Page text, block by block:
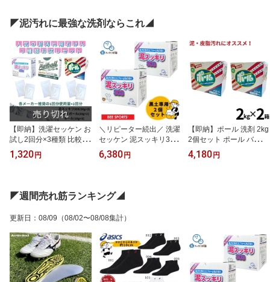
◤泥汚れに最強な洗剤ならこれ◢
【即納】洗濯セッケン お
試し2回分×3種類 比較体
験セット 泥スッキリ303
ポール ガイアランドリー
1,320 円
＼リピーター続出／ 洗濯
セッケン 泥スッキリ303
2個セット 泥汚れ専用洗
剤 ユニフォームの泥汚れ
大会 ラグビー サッカー
田植え 農家 農業 泥汚れ
6,380 円
【即納】ポール 洗剤 2kg
2個セット ポール バイオ
濃厚洗剤 ポール 酵素配
合 爽やかなフローラルの
4,180 円
◤週間売れ筋ランキング◢
更新日 ： 08/09 （08/02〜08/08集計）